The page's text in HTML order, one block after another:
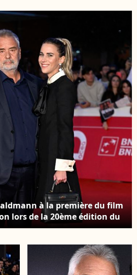
à
/
lors de la 20ème
film de Rome. ©
Backgrid UK/
Bestimage
à la première du film
lors de la 20ème édition du
le 24 octobre 2025. ©